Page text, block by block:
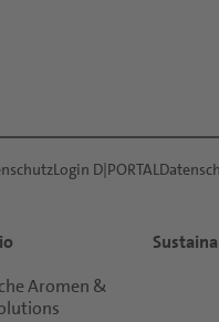
Login D|PORTAL
Aromen &